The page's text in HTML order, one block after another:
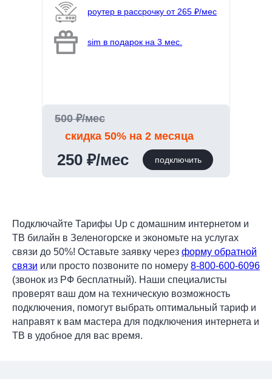
250 ₽/мес
500 ₽/мес
скидка 50% на 2 месяца
роутер в рассрочку от 265 ₽/мес
sim в подарок на 3 мес.
подключить
Подключайте Тарифы Up с домашним интернетом и
ТВ билайн в Зеленогорске и экономьте на услугах
связи до 50%! Оставьте заявку через форму обратной
связи или просто позвоните по номеру 8-800-600-6096
(звонок из РФ бесплатный). Наши специалисты
проверят ваш дом на техническую возможность
подключения, помогут выбрать оптимальный тариф и
направят к вам мастера для подключения интернета и
ТВ в удобное для вас время.